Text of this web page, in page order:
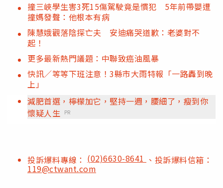
撞三峽學生害3死15傷駕駛竟是慣犯 5年前帶嬰遭
撞媽發聲：他根本有病
陳慧娥觀落陰探亡夫 安迪痛哭道歉：老婆對不
起！
更多最新熱門議題：中聯致癌油風暴
快訊／等等下班注意！3縣市大雨特報「一路轟到晚
上」
減肥首選，檸檬加它，堅持一週，腰細了，瘦到你
懷疑人生 PR
投訴爆料專線： (02)6630-8641 、投訴爆料信箱：
119@ctwant.com